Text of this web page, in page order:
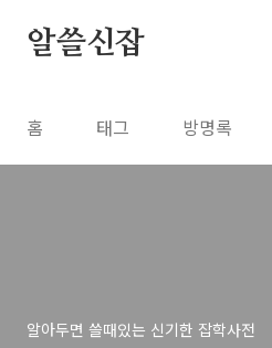
알쓸신잡
홈 태그 방명록
알아두면 쓸때있는 신기한 잡학사전